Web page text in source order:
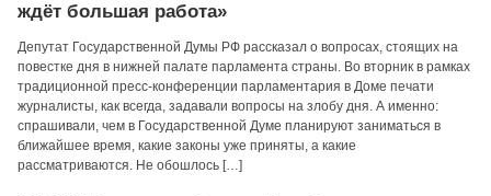
ждёт большая работа»
Депутат Государственной Думы РФ рассказал о вопросах, стоящих на
повестке дня в нижней палате парламента страны. Во вторник в рамках
традиционной пресс-конференции парламентария в Доме печати
журналисты, как всегда, задавали вопросы на злобу дня. А именно:
спрашивали, чем в Государственной Думе планируют заниматься в
ближайшее время, какие законы уже приняты, а какие
рассматриваются. Не обошлось […]